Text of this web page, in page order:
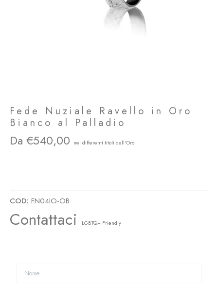
Fede Nuziale Ravello in Oro
Bianco al Palladio
540,00
COD: FN04IO-OB
Contattaci LGBTQ+ Friendly